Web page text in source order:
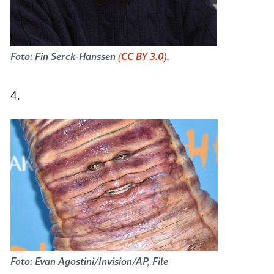
Foto: Fin Serck-Hanssen(CC BY 3.0).
4.
Foto: Evan Agostini/Invision/AP, File